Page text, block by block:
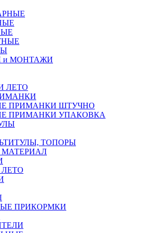
МОНТАЖИ
ЛЕТО
ПРИМАНКИ ШТУЧНО
ПРИМАНКИ УПАКОВКА
ТОПОРЫ
ПРИКОРМКИ